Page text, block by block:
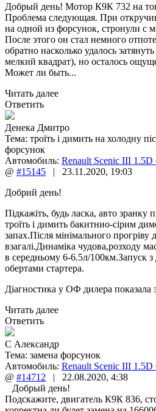
Добрый день! Мотор К9К 732 на
Проблема следующая. При
на одной из форсунок, стронули с
После этого он стал немного
обратно насколько удалось
мелкий квадрат), но осталось
Может ли быть...
Читать далее
Ответить
Денека Дмитро
Тема: троїть і димить на холодну
форсунок
Автомобиль: Renault Scenic III 1.5D
@ #15145 | 23.11.2020, 19:03
Добрий день!
Підкажіть, будь ласка, авто зранку
троїть і димить бакитнио-сірим
запах.Після мінімального прогріву
взагалі.Динаміка чудова,розходу
в середньому 6-6.5л/100км.Запуск з
обертами стартера.
Діагностика у ОФ дилера показала
Читать далее
Ответить
С Александр
Тема: замена форсунок
Автомобиль: Renault Scenic III 1.5D
@ #14712 | 22.08.2020, 4:38
Добрый день!
Подскажите, двигатель К9К 836,